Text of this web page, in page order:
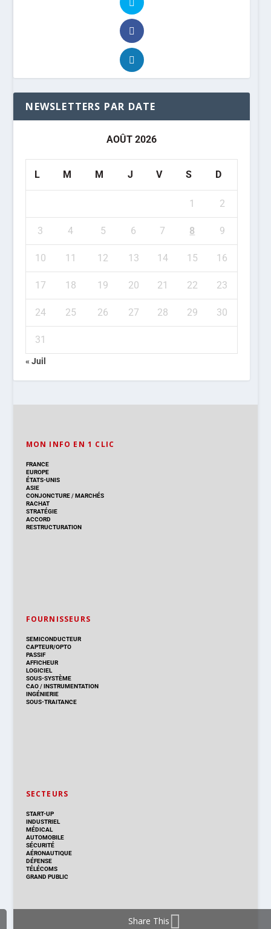
NEWSLETTERS PAR DATE
AOÛT 2026
L M M J V S D
1 2
3 4 5 6 7 8 9
10 11 12 13 14 15 16
17 18 19 20 21 22 23
24 25 26 27 28 29 30
31
« Juil
MON INFO EN 1 CLIC
FRANCE
EUROPE
ÉTATS-UNIS
ASIE
CONJONCTURE/MARCHÉS
RACHAT
STRATÉGIE
ACCORD
RESTRUCTURATION
FOURNISSEURS
SEMICONDUCTEUR
CAPTEUR/OPTO
PASSIF
AFFICHEUR
LOGICIEL
SOUS-SYSTÈME
CAO/INSTRUMENTATION
INGÉNIERIE
SOUS-TRAITANCE
SECTEURS
START-UP
INDUSTRIEL
MÉDICAL
AUTOMOBILE
SÉCURITÉ
AÉRONAUTIQUE
DÉFENSE
TÉLÉCOMS
GRAND PUBLIC
Share This